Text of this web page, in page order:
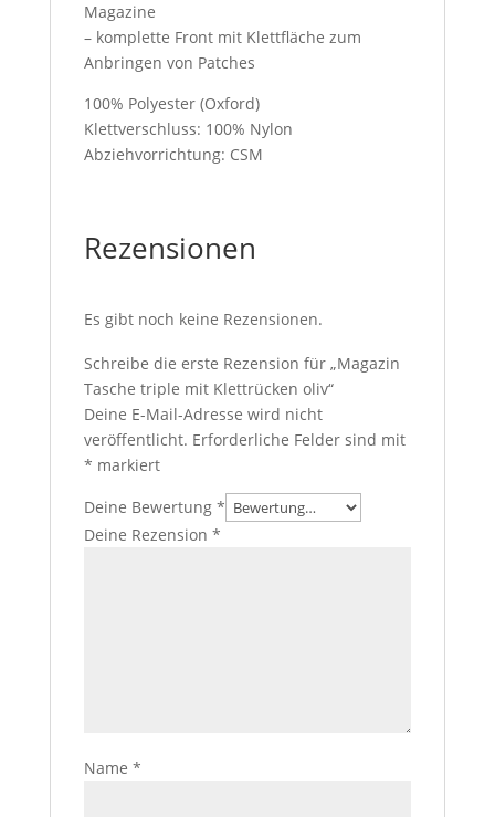
Magazine
– komplette Front mit Klettfläche zum
Anbringen von Patches
100% Polyester (Oxford)
Klettverschluss: 100% Nylon
Abziehvorrichtung: CSM
Rezensionen
Es gibt noch keine Rezensionen.
Schreibe die erste Rezension für „Magazin
Tasche triple mit Klettrücken oliv“
Deine E-Mail-Adresse wird nicht
veröffentlicht. Erforderliche Felder sind mit
* markiert
Deine Bewertung *
Deine Rezension *
Name *